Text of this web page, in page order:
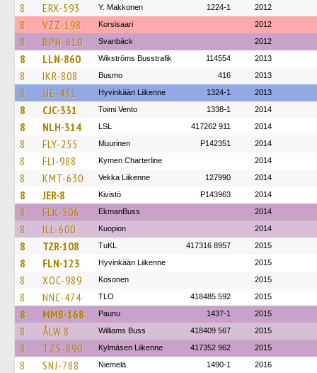
8 ERX-593 Y. Makkonen 1224-1 2012
8 VZZ-198 Korsisaari 2012
8 BPH-610 Svanbäck 2012
8 LLN-860 Wikströms Busstrafik 114554 2013
8 IKR-808 Busmo 416 2013
8 JJE-431 Hyvinkään Liikenne 1324-1 2013
8 CJC-331 Toimi Vento 1338-1 2014
8 NLH-314 LSL 417262 911 2014
8 FLY-255 Muurinen P142351 2014
8 FLI-988 Kymen Charterline 2014
8 KMT-630 Vekka Liikenne 127990 2014
8 JER-8 Kivistö P143963 2014
8 FLK-506 EkmanBuss 2014
8 ILL-600 Kuopion 2014
8 TZR-108 TuKL 417316 8957 2015
8 FLN-123 Hyvinkään Liikenne 2015
8 XOC-989 Kosonen 2015
8 NNC-474 TLO 418485 592 2015
8 MMB-168 Paunu 1437-1 2015
8 ÅLW 8 Williams Buss 418409 567 2015
8 TZS-890 Kylmäsen Liikenne 417352 962 2015
8 SNJ-788 Niemelä 1490-1 2016